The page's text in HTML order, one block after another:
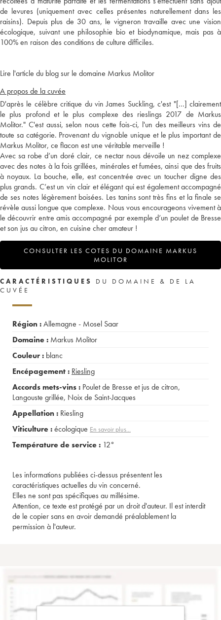
de levures (uniquement avec celles présentes naturellement dans les
raisins). Depuis plus de 30 ans, le vigneron travaille avec une vision
écologique, suivant une philosophie bio et biodynamique, mais pas à
100% en raison des conditions de culture difficiles.
Lire l'article du blog sur le domaine Markus Molitor
A propos de la cuvée
D'après le célèbre critique du vin James Suckling, c'est "[...] clairement
le plus profond et le plus complexe des rieslings 2017 de Markus
Molitor." C'est aussi, selon nous cette fois-ci, l'un des meilleurs vins de
toute sa catégorie. Provenant du vignoble unique et le plus important de
Markus Molitor, ce flacon est une véritable merveille !
Avec sa robe d’un doré clair, ce nectar nous dévoile un nez complexe
avec des notes à la fois grillées, minérales et fumées, ainsi que des fruits
à noyaux. La bouche, elle, est concentrée avec un toucher digne des
plus grands. C’est un vin clair et élégant qui est également accompagné
de ses notes légèrement boisées. Les tanins sont très fins et la finale se
révèle aussi longue que complexe. Nous vous encourageons vivement à
le découvrir entre amis accompagné par exemple d’un poulet de Bresse
et son jus au citron, en cuisine cher amateur !
CONSULTER LES COTES DU DOMAINE MARKUS
MOLITOR
CARACTÉRISTIQUES
DU DOMAINE & DE LA
CUVÉE
Région :Allemagne - Mosel Saar
Domaine : Markus Molitor
Couleur : blanc
Encépagement : Riesling
Accords mets-vins : Poulet de Bresse et jus de citron,
Langouste grillée, Noix de Saint-Jacques
Appellation : Riesling
Viticulture :écologique En savoir plus...
Température de service : 12°
Les informations publiées ci-dessus présentent les
caractéristiques actuelles du vin concerné.
Elles ne sont pas spécifiques au millésime.
Attention, ce texte est protégé par un droit d'auteur. Il est interdit
de le copier sans en avoir demandé préalablement la
permission à l'auteur.